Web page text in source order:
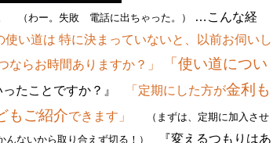
（わー。失敗 電話に出ちゃった。）
…こんな経
使い道は 特に決まっていないと、以前お伺いし
ならお時間ありますか？」
「使い道につい
たことですか？』 「定期にした方が金利も
もご紹介できます」
（まずは、定期に加入させ
ないから取り合えず切る！）
『変えるつもりはあ